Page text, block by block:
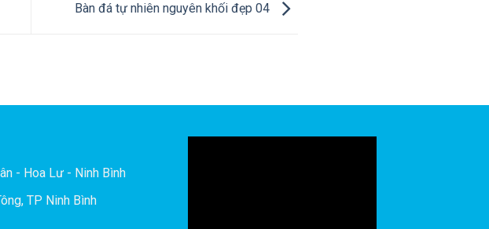
Bàn đá tự nhiên nguyên khối đẹp 04
- Hoa Lư - Ninh Bình
TP Ninh Bình